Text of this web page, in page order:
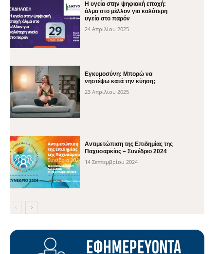
H υγεία στην ψηφιακή εποχή:
άλμα στο μέλλον για καλύτερη
υγεία στο παρόν
24 Απριλίου 2025
Εγκυμοσύνη: Μπορώ να
νηστέψω κατά την κύηση;
23 Απριλίου 2025
Αντιμετώπιση της Επιδημίας της
Παχυσαρκίας – Συνέδριο 2024
14 Σεπτεμβρίου 2024